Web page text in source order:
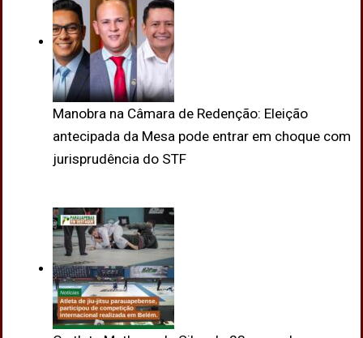
Manobra na Câmara de Redenção: Eleição
antecipada da Mesa pode entrar em choque com
jurisprudência do STF